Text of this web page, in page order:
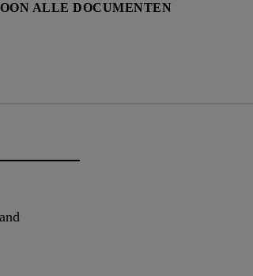
ALLE DOCUMENTEN